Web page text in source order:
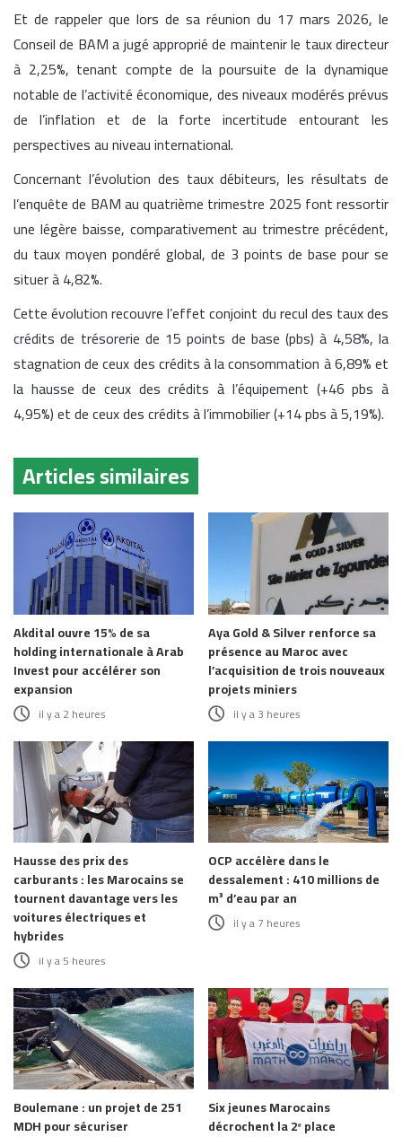
Et de rappeler que lors de sa réunion du 17 mars 2026, le
Conseil de BAM a jugé approprié de maintenir le taux directeur
à 2,25%, tenant compte de la poursuite de la dynamique
notable de l’activité économique, des niveaux modérés prévus
de l’inflation et de la forte incertitude entourant les
perspectives au niveau international.
Concernant l’évolution des taux débiteurs, les résultats de
l’enquête de BAM au quatrième trimestre 2025 font ressortir
une légère baisse, comparativement au trimestre précédent,
du taux moyen pondéré global, de 3 points de base pour se
situer à 4,82%.
Cette évolution recouvre l’effet conjoint du recul des taux des
crédits de trésorerie de 15 points de base (pbs) à 4,58%, la
stagnation de ceux des crédits à la consommation à 6,89% et
la hausse de ceux des crédits à l’équipement (+46 pbs à
4,95%) et de ceux des crédits à l’immobilier (+14 pbs à 5,19%).
Articles similaires
Akdital ouvre 15% de sa
holding internationale à Arab
Invest pour accélérer son
expansion
il y a 2 heures
Aya Gold & Silver renforce sa
présence au Maroc avec
l’acquisition de trois nouveaux
projets miniers
il y a 3 heures
Hausse des prix des
carburants : les Marocains se
tournent davantage vers les
voitures électriques et
hybrides
il y a 5 heures
OCP accélère dans le
dessalement : 410 millions de
m³ d’eau par an
il y a 7 heures
Boulemane : un projet de 251
MDH pour sécuriser
Six jeunes Marocains
décrochent la 2ᵉ place